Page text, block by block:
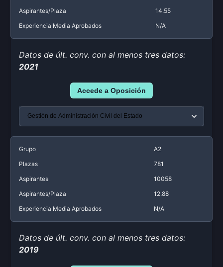
Aspirantes/Plaza
14.55
Experiencia Media Aprobados
N/A
Datos de últ. conv. con al menos tres datos:
2021
Accede a Oposición
Grupo
A2
Plazas
781
Aspirantes
10058
Aspirantes/Plaza
12.88
Experiencia Media Aprobados
N/A
Datos de últ. conv. con al menos tres datos:
2019